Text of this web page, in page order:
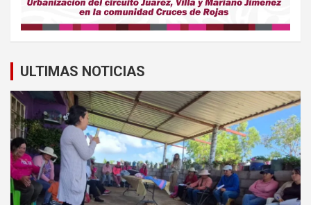
ULTIMAS NOTICIAS